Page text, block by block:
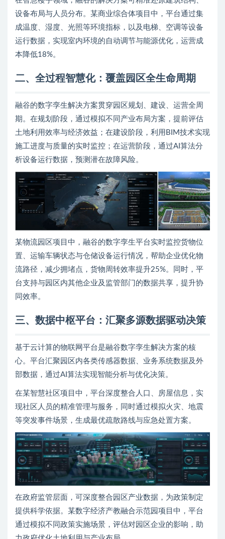
设备布局与人员分布。某商业综合体项目中，平台通过集
成温度、湿度、光照等环境指标，以及电梯、空调等设备
运行数据，实现室内环境的自动调节与能源优化，运营成
本降低18%。
二、全过程智慧化：覆盖园区全生命周期
融谷的数字孪生解决方案贯穿园区规划、建设、运营全周
期。在规划阶段，通过模拟不同产业布局方案，提前评估
土地利用效率与经济效益；在建设阶段，利用BIM技术实现
施工进度与质量的实时监控；在运营阶段，通过AI算法分
析设备运行数据，预测潜在故障风险。
某物流园区项目中，融谷的数字孪生平台实时监控货物位
置、运输车辆状态与仓储设备运行情况，帮助企业优化物
流路径，减少拥堵点，货物周转效率提升25%。同时，平
台支持与园区内其他企业及监管部门的数据共享，提升协
同效率。
三、数据中枢平台：汇聚多源数据驱动决策
基于云计算的物联网平台是融谷数字孪生解决方案的核
心。平台汇聚园区内各类传感器数据、业务系统数据及外
部数据，通过AI算法实现智能分析与优化决策。
在某智慧社区项目中，平台深度整合人口、房屋信息，实
现社区人员的精准管理与服务，同时通过模拟火灾、地震
等突发事件场景，生成最优疏散路线与应急处置方案。
在政府监管层面，可深度整合园区产业数据，为政策制定
提供科学依据。某数字经济产教融合示范园项目中，平台
通过模拟不同政策实施场景，评估对园区企业的影响，助